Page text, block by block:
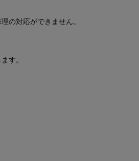
の対応ができません。
す。